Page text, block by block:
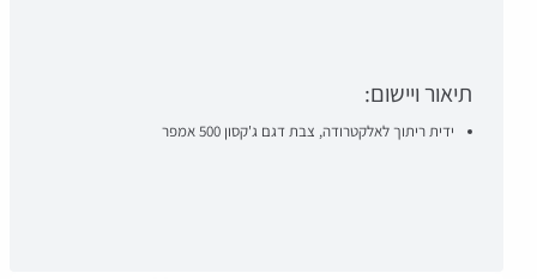
תיאור ויישום:
ידית ריתוך לאלקטרודה, צבת דגם ג'קסון 500 אמפר